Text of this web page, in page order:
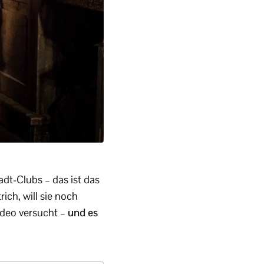
Clubs – das ist das
will sie noch
versucht – und es